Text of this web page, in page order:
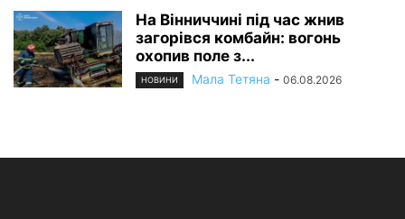
На Вінниччині під час жнив
загорівся комбайн: вогонь
охопив поле з...
НОВИНИ Мала Тетяна - 06.08.2026